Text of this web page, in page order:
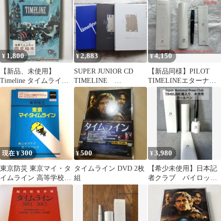
ル
¥ 1,800
【新品、未使用】
Timeline タイムライン
地球の歴史をめぐる旅
¥2,883
SUPER JUNIOR CD
TIMELINE
TIMELESS 3枚セット
¥4,150
【新品同様】PILOT
TIMELINEエターナ
ル グリーン
現在 ¥300
東京防災 東京マイ・タ
イムライン 高等学校用
保存版
¥500
タイムライン DVD 2枚
組
¥3,980
【希少未使用】日本記
者クラブ パイロット
タイムライン 油性ボ
ールペン